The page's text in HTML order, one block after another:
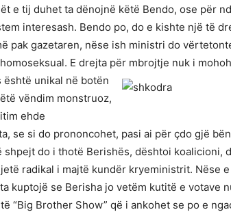
e tij duhet ta dënojnë këtë Bendo, ose për
interesash. Bendo po, do e kishte një të
pak gazetaren, nëse ish ministri do
E drejta për mbrojtje nuk i
unikal në botën
vëndim monstruoz,
ehde
se si do prononcohet, pasi ai për çdo gjë
shpejt do i thotë Berishës, dështoi koalicioni,
radikal i majtë kundër kryeministrit. Nëse e
kuptojë se Berisha jo vetëm kutitë e votave
“Big Brother Show” që i ankohet se po e